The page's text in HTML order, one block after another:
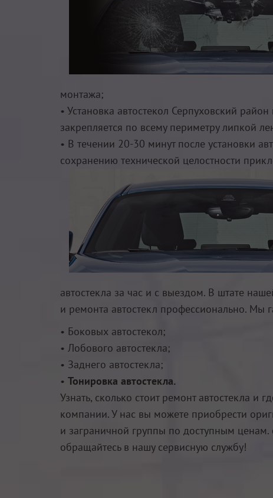
монтажа;
• Установка автостекол Серпуховский
закрепляется по всему периметру липкой
• В течении 20-30 минут после установки
сохранению технической целостности
автостекла за час и с выездом. В штате
и ремонта автостекл профессионально. Мы
• Боковых автостекол;
• Лобового автостекла;
• Заднего автостекла;
• Тонировка автостекла.
Узнать, сколько стоит ремонт автостекла и
компании. У нас вы можете приобрести
и заграничной группы по доступным ценам.
обращайтесь в нашу сервисную службу!